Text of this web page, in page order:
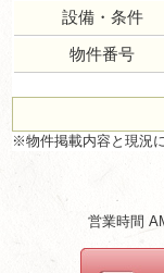
設備・条件
物件番号
※物件掲載内容と現況
営業時間